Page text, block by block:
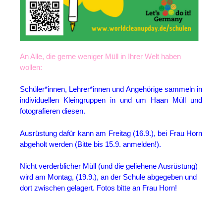
An Alle, die gerne weniger Müll in Ihrer Welt haben
wollen:
Schüler*innen, Lehrer*innen und Angehörige sammeln in
individuellen Kleingruppen in und um Haan Müll und
fotografieren diesen.
Ausrüstung dafür kann am Freitag (16.9.), bei Frau Horn
abgeholt werden (Bitte bis 15.9. anmelden!).
Nicht verderblicher Müll (und die geliehene Ausrüstung)
wird am Montag, (19.9.), an der Schule abgegeben und
dort zwischen gelagert. Fotos bitte an Frau Horn!